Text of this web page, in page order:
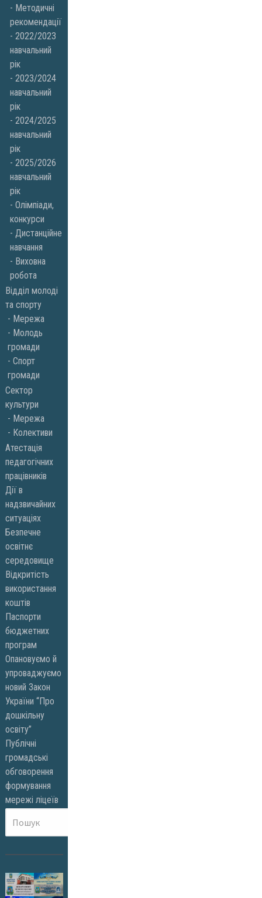
Методичні
рекомендації
2022/2023
навчальний
рік
2023/2024
навчальний
рік
2024/2025
навчальний
рік
2025/2026
навчальний
рік
Олімпіади,
конкурси
Дистанційне
навчання
Виховна
робота
Відділ молоді
та спорту
Мережа
Молодь
громади
Спорт
громади
Сектор
культури
Мережа
Колективи
Атестація
педагогічних
працівників
Дії в
надзвичайних
ситуаціях
Безпечне
освітнє
середовище
Відкритість
використання
коштів
Паспорти
бюджетних
програм
Опановуємо й
упроваджуємо
новий Закон
України “Про
дошкільну
освіту”
Публічні
громадські
обговорення
формування
мережі ліцеїв